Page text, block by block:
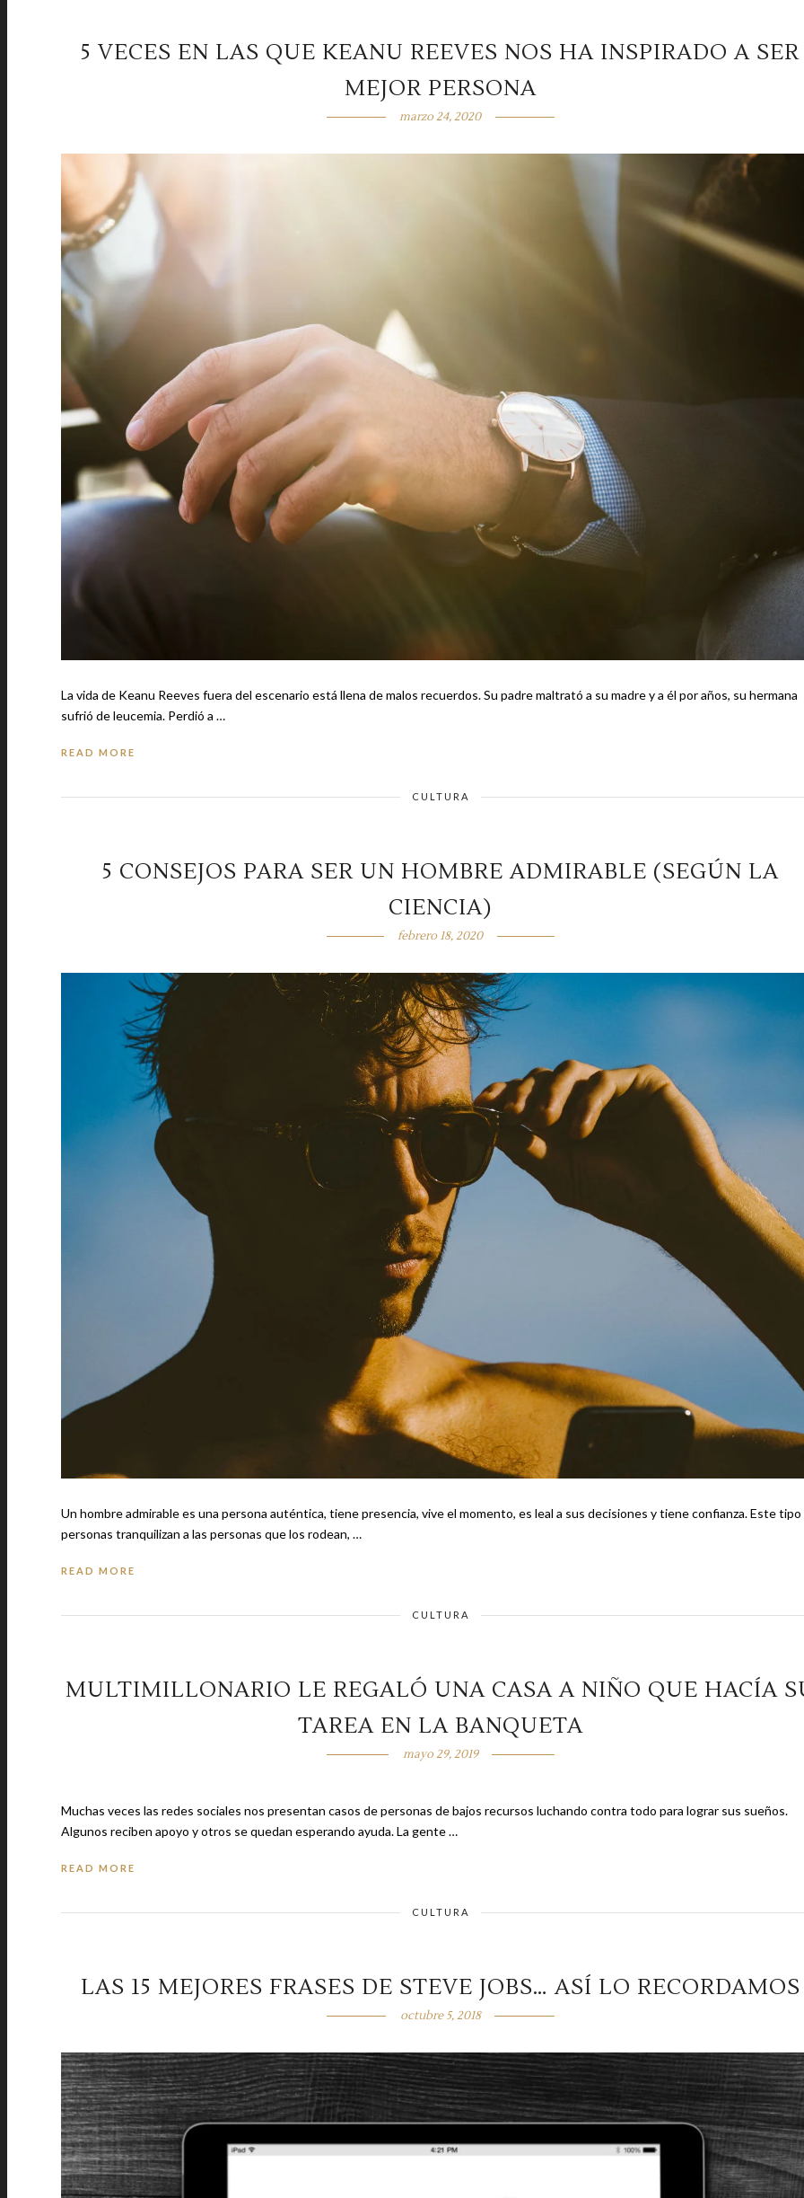
5 VECES EN LAS QUE KEANU REEVES NOS HA INSPIRADO A SER
MEJOR PERSONA
marzo 24, 2020
La vida de Keanu Reeves fuera del escenario está llena de malos recuerdos. Su padre maltrató a su madre y a él por años, su hermana
sufrió de leucemia. Perdió a …
READ MORE
CULTURA
5 CONSEJOS PARA SER UN HOMBRE ADMIRABLE (SEGÚN LA
CIENCIA)
febrero 18, 2020
Un hombre admirable es una persona auténtica, tiene presencia, vive el momento, es leal a sus decisiones y tiene confianza. Este tipo de
personas tranquilizan a las personas que los rodean, …
READ MORE
CULTURA
MULTIMILLONARIO LE REGALÓ UNA CASA A NIÑO QUE HACÍA
TAREA EN LA BANQUETA
mayo 29, 2019
Muchas veces las redes sociales nos presentan casos de personas de bajos recursos luchando contra todo para lograr sus sueños.
Algunos reciben apoyo y otros se quedan esperando ayuda. La gente …
READ MORE
CULTURA
LAS 15 MEJORES FRASES DE STEVE JOBS… ASÍ LO RECORDAMOS
octubre 5, 2018